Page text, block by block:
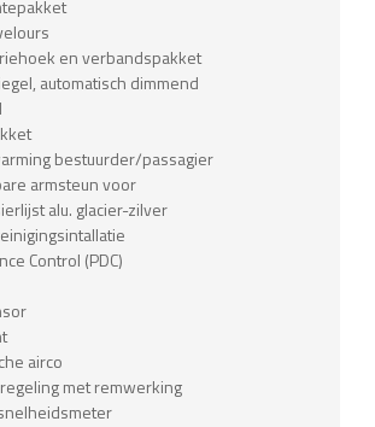
en verbandspakket
automatisch dimmend
bestuurder/passagier
armsteun voor
alu. glacier-zilver
Control (PDC)
airco
met remwerking